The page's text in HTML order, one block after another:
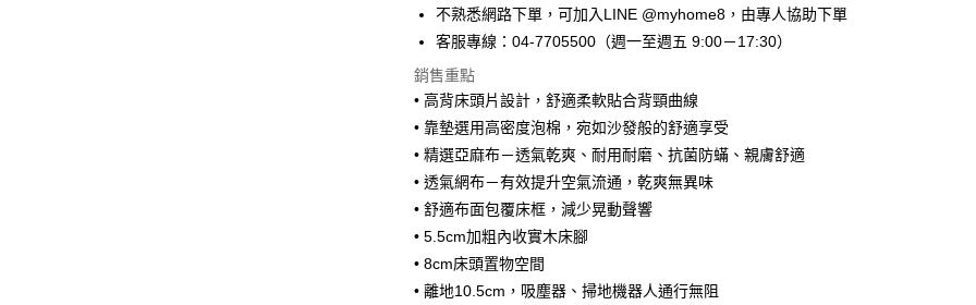
相關說明
【大哥付你分期使用說明】
2.付款方式選擇「大哥付你分期」，訂單成立後會自動跳轉到大哥付的交易
流程，驗證手機門號後，選擇欲分期的期數、繳款截止日，確認付款後即
3.實際核准額度、可分期數及費用金額請依後續交易確認頁面所載為準。
4.訂單成立30分鐘內，如未前往確認交易或遇審核未通過，訂單將自動取
消。如遇「轉專審核」未通過狀況，表示未達大哥付你分期系統評分，恕
無法說明評估內容。
【繳款方式說明】
1.分期款項不併入電信帳單，「大哥付你分期」於每月結算日後寄送繳費提
醒簡訊。
2.透過簡訊連結打開帳單後，可選擇「超商條碼／台灣大直營門市／銀行轉
帳／街口支付／iPASS MONEY」等通路繳費。
AFTEE先享後付
相關說明
【關於「AFTEE先享後付」】
AFTEE先享後付是「在收到商品之後才付款」的支付方式。 讓您購物簡單
便利好安心！
１．簡單：不需註冊會員、不需綁卡、不需儲值。
２．便利：只要手機號碼，簡訊認證，即可結帳。
３．安心：先確認商品／服務後，再付款。
【「AFTEE先享後付」結帳流程】
１．於結帳方式選擇「AFTEE先享後付」後，將跳轉至「AFTEE先享後
付」結帳頁面，進行簡訊認證並確認金額後，即可完成結帳。
２．訂單成立數日內，您將收到繳費通知簡訊。
ATM付款
運送方式
➤一般商品『宅配寄送』：1.車趟為週一至六 2.無組裝，只送至一
樓 3.購買大型家具，可一同配送組裝
免運費
不熟悉網路下單，可加入LINE @myhome8，由專人協助下單
客服專線：04-7705500（週一至週五 9:00－17:30）
銷售重點
• 高背床頭片設計，舒適柔軟貼合背頸曲線
• 靠墊選用高密度泡棉，宛如沙發般的舒適享受
• 精選亞麻布－透氣乾爽、耐用耐磨、抗菌防蟎、親膚舒適
• 透氣網布－有效提升空氣流通，乾爽無異味
• 舒適布面包覆床框，減少晃動聲響
• 5.5cm加粗內收實木床腳
• 8cm床頭置物空間
• 離地10.5cm，吸塵器、掃地機器人通行無阻